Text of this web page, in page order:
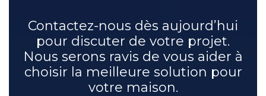
Contactez-nous dès aujourd’hui
pour discuter de votre projet.
Nous serons ravis de vous aider à
choisir la meilleure solution pour
votre maison.